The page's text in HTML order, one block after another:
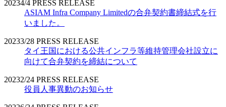
20234/4 PRESS RELEASE
ASIAM Infra Company Limitedの合弁契約書締結式を行
いました。
20233/28 PRESS RELEASE
タイ王国における公共インフラ等維持管理会社設立に
向けて合弁契約を締結について
20232/24 PRESS RELEASE
役員人事異動のお知らせ